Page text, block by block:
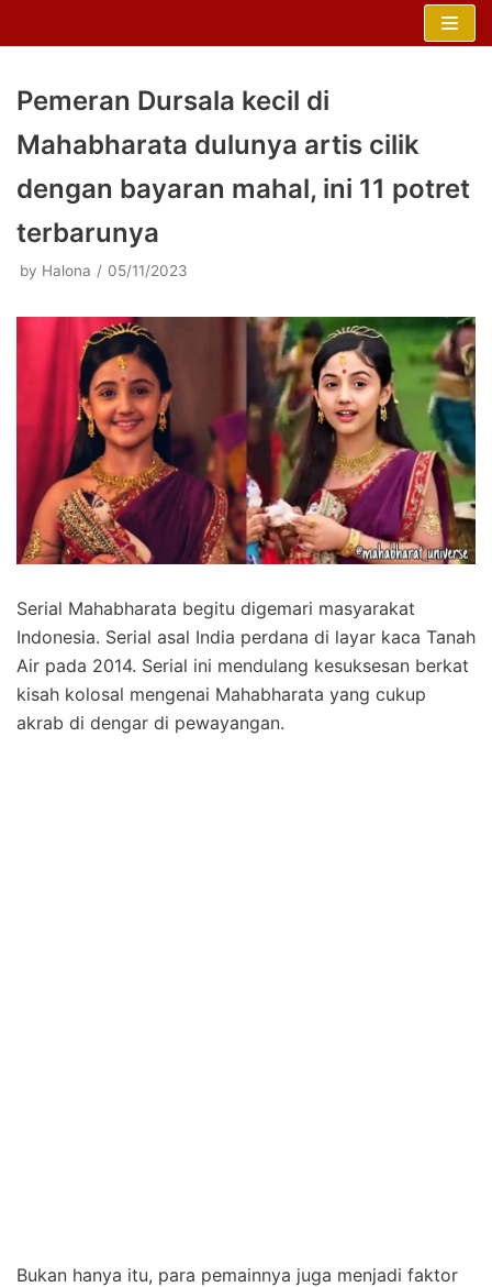
Pemeran Dursala kecil di
Mahabharata dulunya artis cilik
dengan bayaran mahal, ini 11 potret
terbarunya
by Halona 05/11/2023
Serial Mahabharata begitu digemari masyarakat
Indonesia. Serial asal India perdana di layar kaca Tanah
Air pada 2014. Serial ini mendulang kesuksesan berkat
kisah kolosal mengenai Mahabharata yang cukup
akrab di dengar di pewayangan.
Bukan hanya itu, para pemainnya juga menjadi faktor